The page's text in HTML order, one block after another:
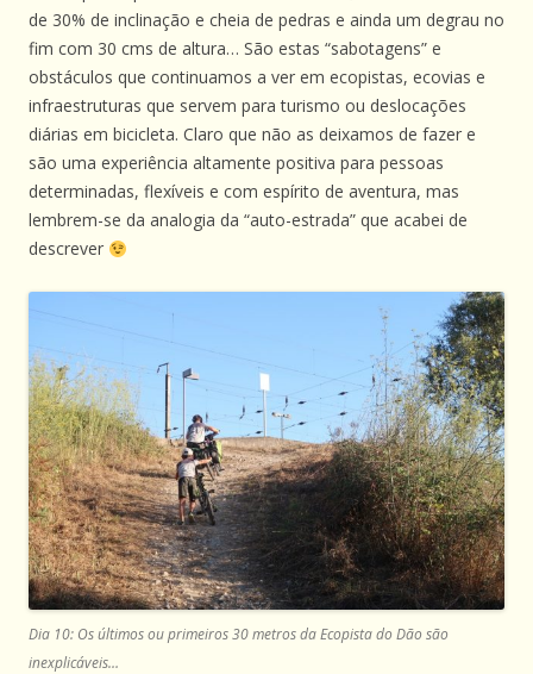
de 30% de inclinação e cheia de pedras e ainda um degrau no
fim com 30 cms de altura… São estas “sabotagens” e
obstáculos que continuamos a ver em ecopistas, ecovias e
infraestruturas que servem para turismo ou deslocações
diárias em bicicleta. Claro que não as deixamos de fazer e
são uma experiência altamente positiva para pessoas
determinadas, flexíveis e com espírito de aventura, mas
lembrem-se da analogia da “auto-estrada” que acabei de
descrever
Dia 10: Os últimos ou primeiros 30 metros da Ecopista do Dão são
inexplicáveis…